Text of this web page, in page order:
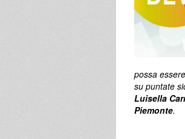
possa
su puntate
Luisella
Piemonte.